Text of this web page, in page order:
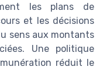
les plans de
et les décisions
sens aux montants
Une politique
réduit le